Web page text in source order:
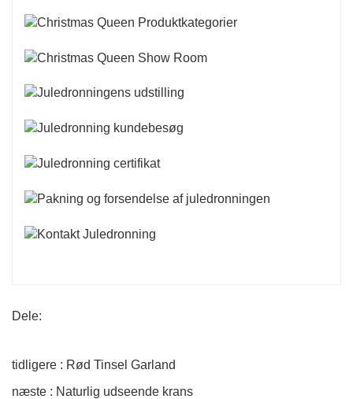
Dele:
tidligere : Rød Tinsel Garland
næste : Naturlig udseende krans